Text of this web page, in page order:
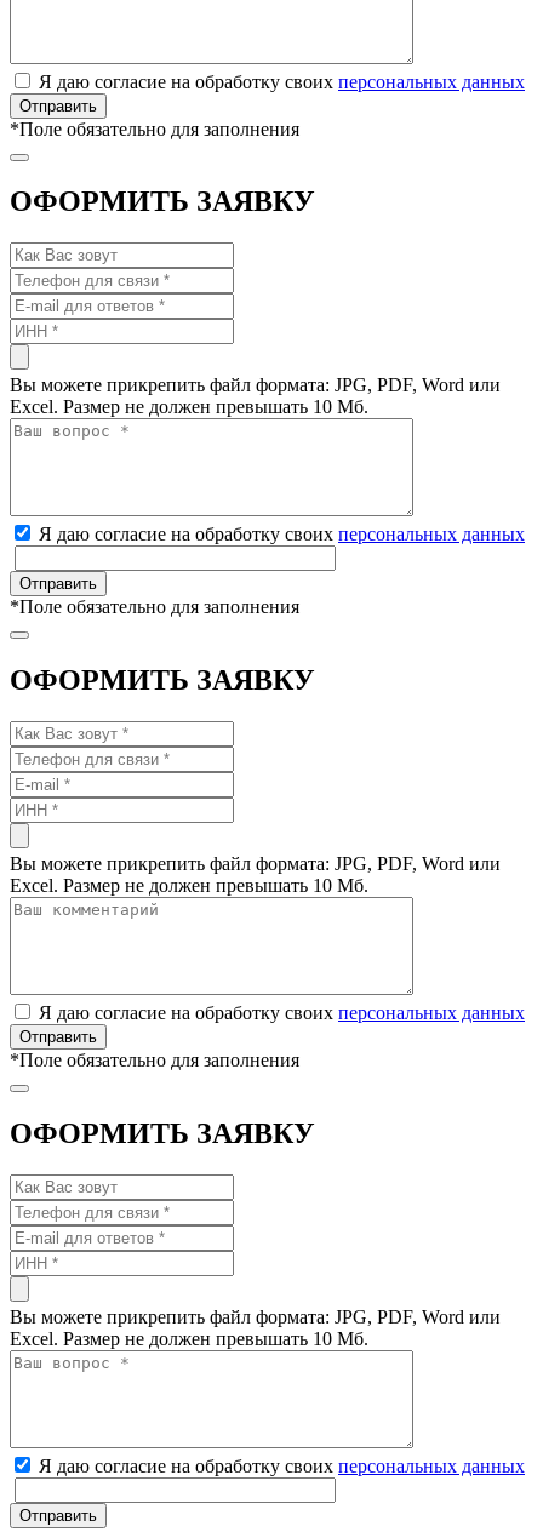
Я даю согласие на обработку своих персональных данных
*Поле обязательно для заполнения
ОФОРМИТЬ ЗАЯВКУ
Вы можете прикрепить файл формата: JPG, PDF, Word или
Excel. Размер не должен превышать 10 Мб.
Я даю согласие на обработку своих персональных данных
*Поле обязательно для заполнения
ОФОРМИТЬ ЗАЯВКУ
Вы можете прикрепить файл формата: JPG, PDF, Word или
Excel. Размер не должен превышать 10 Мб.
Я даю согласие на обработку своих персональных данных
*Поле обязательно для заполнения
ОФОРМИТЬ ЗАЯВКУ
Вы можете прикрепить файл формата: JPG, PDF, Word или
Excel. Размер не должен превышать 10 Мб.
Я даю согласие на обработку своих персональных данных